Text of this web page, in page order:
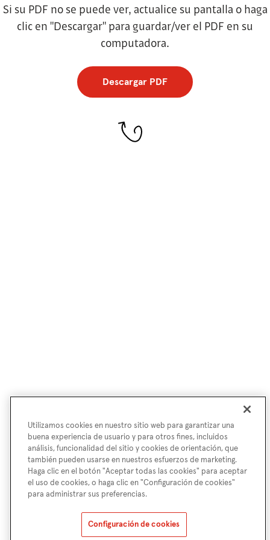
Si su PDF no se puede ver, actualice su pantalla o haga
clic en "Descargar" para guardar/ver el PDF en su
computadora.
Descargar PDF
Utilizamos cookies en nuestro sitio web para garantizar una
buena experiencia de usuario y para otros fines, incluidos
análisis, funcionalidad del sitio y cookies de orientación, que
también pueden usarse en nuestros esfuerzos de marketing.
Haga clic en el botón "Aceptar todas las cookies" para aceptar
el uso de cookies, o haga clic en "Configuración de cookies"
para administrar sus preferencias.
Configuración de cookies